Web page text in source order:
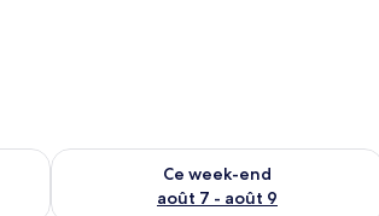
août 8 - août 9
Ce week-end
août 7 - août 9
Vérifier la disponibilité pour ce week-